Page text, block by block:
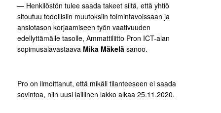
— Henkilöstön tulee saada takeet siitä, että yhtiö
sitoutuu todellisiin muutoksiin toimintavoissaan ja
ansiotason korjaamiseen työn vaativuuden
edellyttämälle tasolle, Ammattiliitto Pron ICT-alan
sopimusalavastaava Mika Mäkelä sanoo.
Pro on ilmoittanut, että mikäli tilanteeseen ei saada
sovintoa, niin uusi laillinen lakko alkaa 25.11.2020.